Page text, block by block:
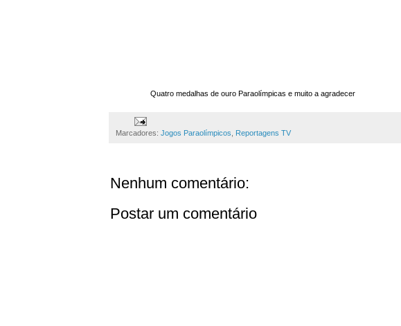
Quatro medalhas de ouro Paraolímpicas e muito a agradecer
Marcadores: Jogos Paraolímpicos Reportagens TV
Nenhum comentário:
Postar um comentário